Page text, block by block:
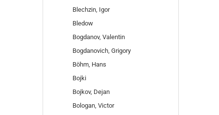
Blechzin, Igor
Bledow
Bogdanov, Valentin
Bogdanovich, Grigory
Böhm, Hans
Bojki
Bojkov, Dejan
Bologan, Victor